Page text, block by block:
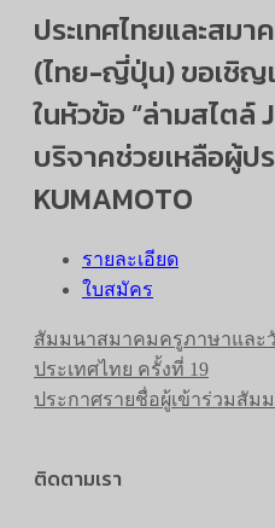
ประเทศไทยและสมา
(ไทย-ญี่ปุ่น) ขอเชิญ
ในหัวข้อ “ล่ามสไตล์
บริจาคช่วยเหลือผู้ป
KUMAMOTO
รายละเอียด
ใบสมัคร
สัมมนาสมาคมครูภาษาแล
ประเทศไทย ครั้งที่ 19
ประกาศรายชื่อผู้เข้าร่วมสัม
ติดตามเรา